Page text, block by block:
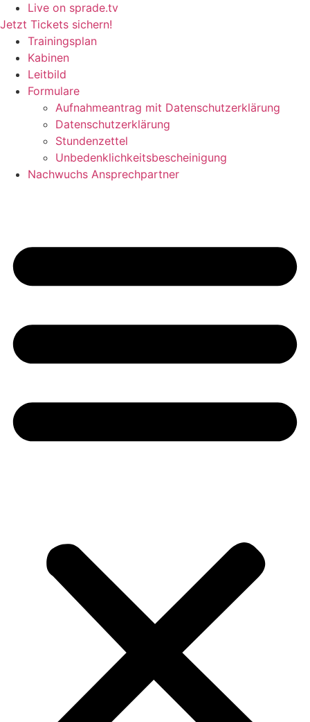
Live on sprade.tv
Jetzt Tickets sichern!
Trainingsplan
Kabinen
Leitbild
Formulare
Aufnahmeantrag mit Datenschutzerklärung
Datenschutzerklärung
Stundenzettel
Unbedenklichkeitsbescheinigung
Nachwuchs Ansprechpartner